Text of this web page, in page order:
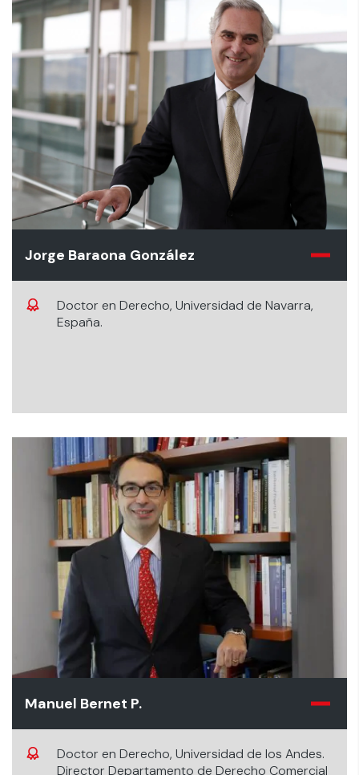
Jorge Baraona González
Doctor en Derecho, Universidad de Navarra,
España.
Manuel Bernet P.
Doctor en Derecho, Universidad de los Andes.
Director Departamento de Derecho Comercial